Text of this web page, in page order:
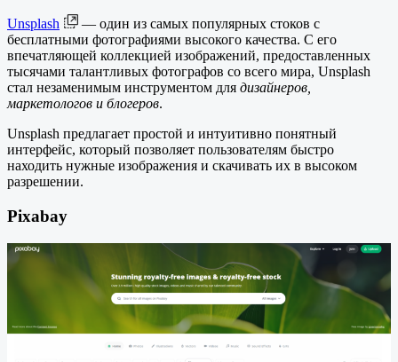
Unsplash
— один из самых популярных стоков с
бесплатными фотографиями высокого качества. С его
впечатляющей коллекцией изображений, предоставленных
тысячами талантливых фотографов со всего мира, Unsplash
стал незаменимым инструментом для дизайнеров,
маркетологов и блогеров.
Unsplash предлагает простой и интуитивно понятный
интерфейс, который позволяет пользователям быстро
находить нужные изображения и скачивать их в высоком
разрешении.
Pixabay